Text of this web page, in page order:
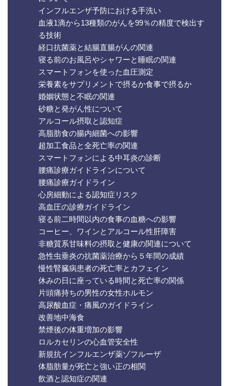
インフルエンザ予防における手洗い
血液1滴から13種類のがんを99％の精度で検出す
る技術
経口抗菌薬と結腸直腸がんの関連
寝る前のお風呂やシャワーと睡眠の関連
スマートフォンを使った血圧測定
栄養素をサプリメントで摂るか食事で摂るか
婚姻状態と不眠の関連
砂糖と発がん性について
アルコール摂取と認知症
高脂肪食の腸内細菌への影響
超加工食品と全死亡率の関連
スマートフォンによる中耳炎の診断
腰痛診療ガイドラインについて
腰痛診療ガイドライン
心房細動による認知症リスク
高血圧の診療ガイドライン
寝る前二時間以内の食事の血糖への影響
コーヒー、ワインとアルコール性肝障害
非糖質系甘味料の摂取と健康の関連について
急性虫垂炎の抗菌薬治療から５年間の成績
慢性腎臓病患者の死亡率とカフェイン
休みの日に座っている時間と死亡率の関係
片頭痛持ちの男性の女性ホルモン
高尿酸血症・痛風のガイドライン
改善地中海食
禁煙後の体重増加の影響
ロルカセリンの心血管安全性
新規抗インフルエンザ薬ゾフルーザ
体脂肪量が死亡と強い正の相関
飲酒と認知症の関連